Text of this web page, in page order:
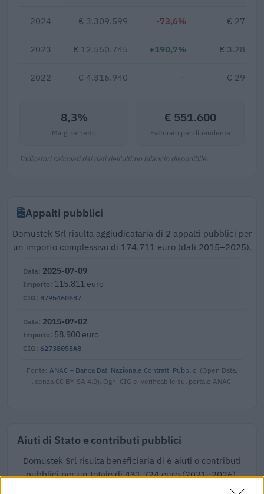
2024 € 3.309.599 -73,6% €
2023 € 12.550.745 +190,7% €
2022 € 4.316.940 — €
8,3%
Margine netto
€ 551.600
Fatturato per dipendente
Indicatori calcolati dai dati dell'ultimo bilancio disponibile.
Appalti pubblici
Domustek Srl risulta aggiudicataria di 2 appalti pubblici per
un importo complessivo di 174.711 euro (dati 2015–2025).
B7954606B7
2025-07-09
115.811 euro
6273805BA8
2015-07-02
58.900 euro
Fonte: ANAC – Banca Dati Nazionale Contratti Pubblici (Open Data,
licenza CC BY-SA 4.0). Ogni CIG e' verificabile sul portale ANAC.
Aiuti di Stato e contributi pubblici
Domustek Srl risulta beneficiaria di 6 aiuti o contributi
pubblici per un totale di 431.724 euro (2021–2026).